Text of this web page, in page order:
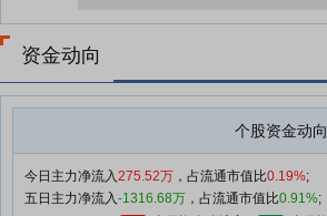
资金动向
个股资金动向
今日主力净流入275.52万 ，占流通市值比0.19%;
五日主力净流入-1316.68万 ，占流通市值比0.91%;